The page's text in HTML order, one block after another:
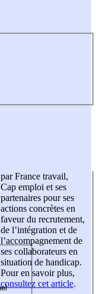
par France travail,
Cap emploi et ses
partenaires pour ses
actions concrètes en
faveur du recrutement,
de l’intégration et de
l’accompagnement de
ses collaborateurs en
situation de handicap.
Pour en savoir plus,
consultez cet article.